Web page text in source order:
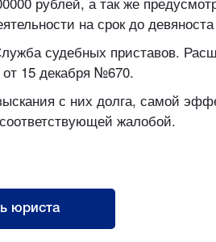
на срок до девяноста
судебных приставов.
15 декабря №670.
с них долга, самой
жалобой.
юриста